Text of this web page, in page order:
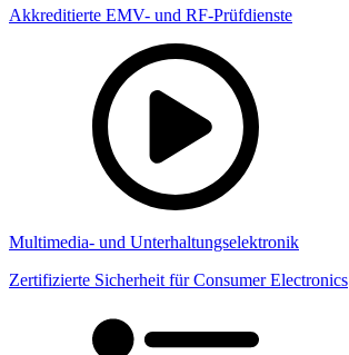
Akkreditierte EMV- und RF-Prüfdienste
Multimedia- und Unterhaltungselektronik
Zertifizierte Sicherheit für Consumer Electronics